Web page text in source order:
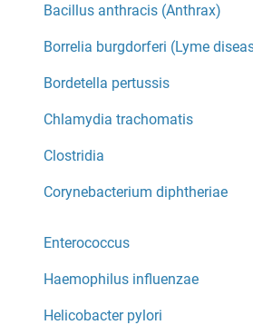
Bacillus anthracis (Anthrax)
Borrelia burgdorferi (Lyme
Bordetella pertussis
Chlamydia trachomatis
Clostridia
Corynebacterium diphtheriae
Enterococcus
Haemophilus influenzae
Helicobacter pylori